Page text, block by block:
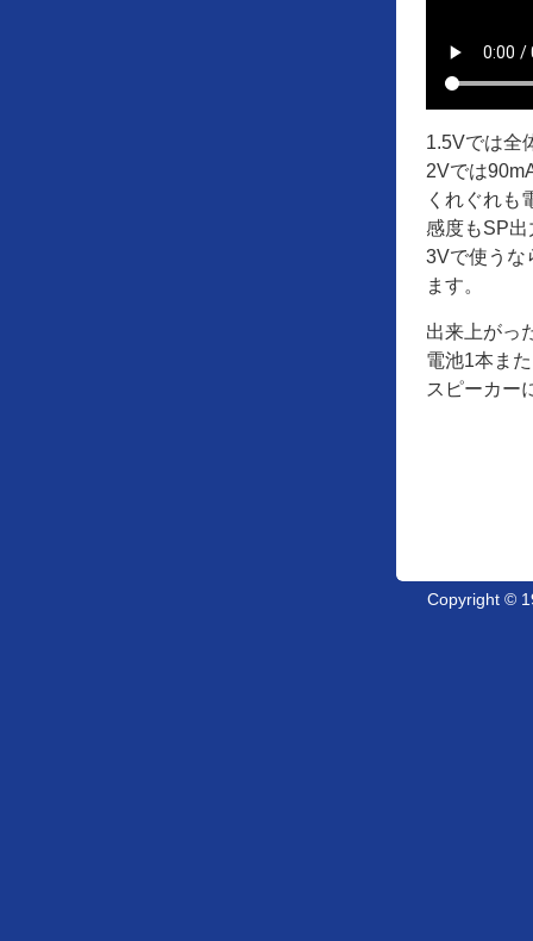
1.5Vでは全
2Vでは
くれぐれも
感度もSP
3Vで使うな
ます。
出来上がっ
電池1本ま
スピーカー
Copyright ©